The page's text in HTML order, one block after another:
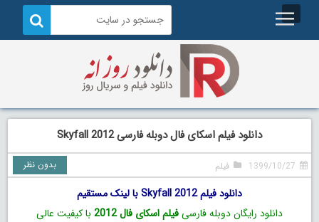
دانلود فیلم اسکای فال دوبله فارسی Skyfall 2012
1399/10/27 فیلم بدون نظر
دانلود فیلم Skyfall 2012 با لینک مستقیم
دانلود رایگان دوبله فارسیفیلم اسکای فال 2012
با کیفیت عالی